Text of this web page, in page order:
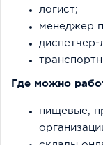
логист;
менеджер
диспетчер-
Где можно
пищевые,